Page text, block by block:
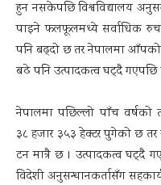
हुन नसकेपछि विश्वविद्यालय
पाइने फलफूलमध्ये सर्वाधिक
पनि बढ्दो छ तर नेपालमा आँपको
बढे पनि उत्पादकत्व घट्दै
नेपालमा पछिल्लो पाँच वर्षको
३८ हजार ३५३ हेक्टर पुगेको छ तर
टन मात्रै छ । उत्पादकत्व घट्दै
विदेशी अनुसन्धानकर्तासँग